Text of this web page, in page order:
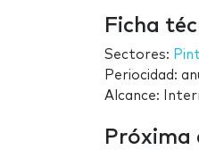
Ficha
Sectores:
Periocidad:
Alcance:
Próxima